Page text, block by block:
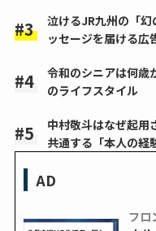
泣けるJR九州の「
ッセージを届ける広
令和のシニアは何
のライフスタイル
中村敬斗はなぜ起用
共通する「本人の経
AD
フロ